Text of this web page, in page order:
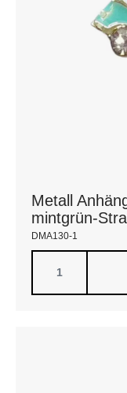
Metall
mintgrün-
DMA130-1